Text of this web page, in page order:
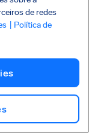
de redes
| Política de